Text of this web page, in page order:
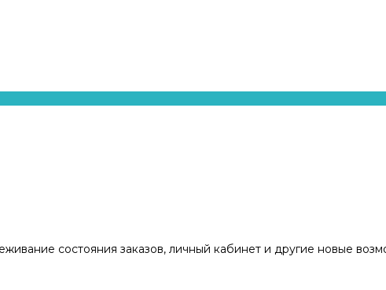
состояния заказов, личный кабинет и другие новые